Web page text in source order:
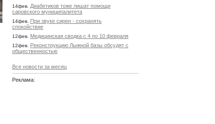
14фев.
Диабетиков тоже лишат помощи
саровского муниципалитета
14фев.
При звуке сирен - сохранять
спокойствие
12фев. Медицинская сводка с 4 по 10 февраля
12фев.
Реконструкцию Лыжной базы обсудят с
общественностью
Все новости за месяц
Реклама: